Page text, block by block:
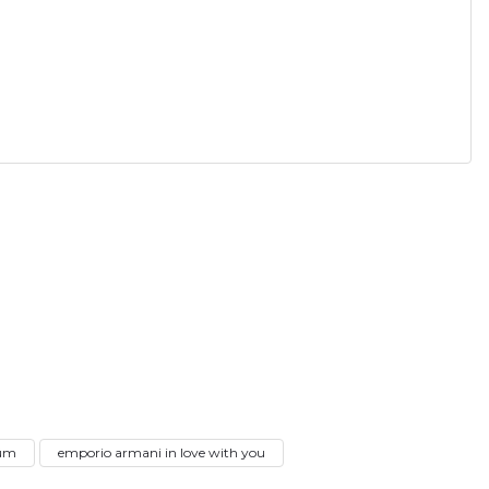
iletebilirsiniz.
emporio armani in love with you